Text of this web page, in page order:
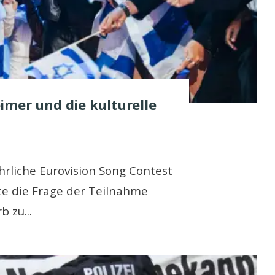
und die kulturelle
Eurovision Song Contest
die Frage der Teilnahme
zu...